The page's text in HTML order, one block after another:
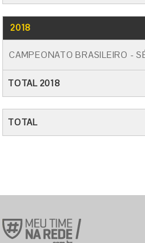
2018
CAMPEONATO BRASILEIRO -
TOTAL 2018
TOTAL